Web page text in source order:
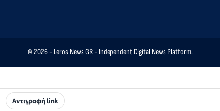
Αντιγραφή link
© 2026 - Leros News GR- Independent Digital News Platform.